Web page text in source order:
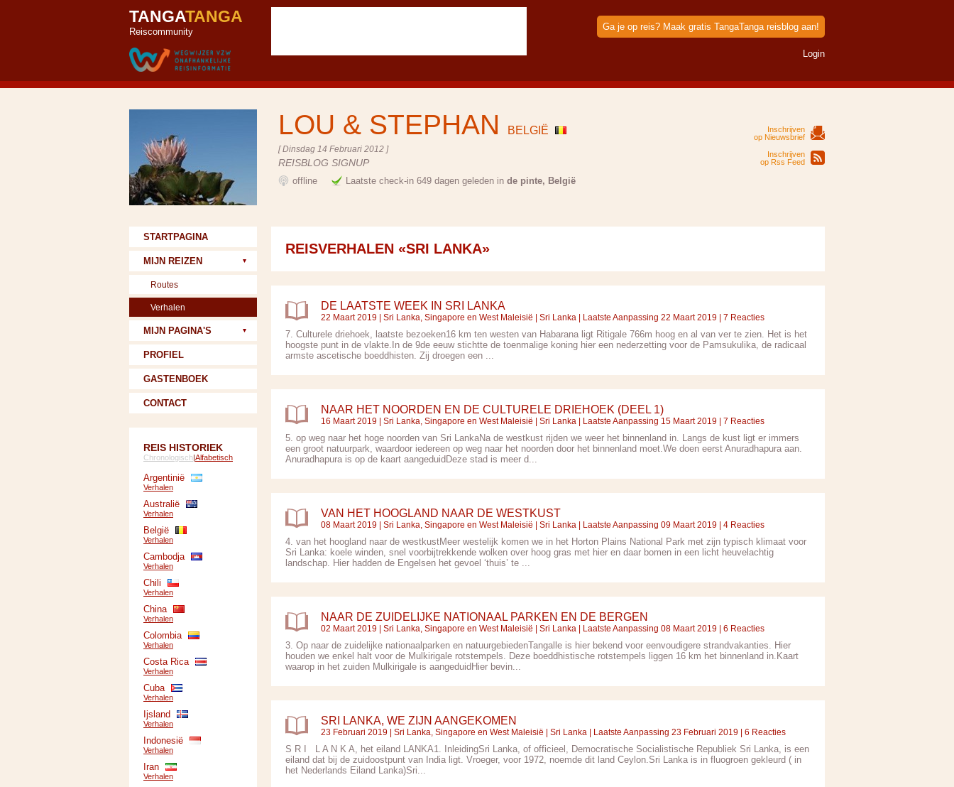
TANGATANGA
Reiscommunity Ga je op reis? Maak gratis TangaTanga reisblog aan!
Login
LOU & STEPHAN BELGIË
[ Dinsdag 14 Februari 2012 ]
REISBLOG SIGNUP
offline Laatste check-in 649 dagen geleden in de pinte, België
Inschrijven
op Nieuwsbrief
Inschrijven
op Rss Feed
REISVERHALEN «SRI LANKA»
DE LAATSTE WEEK IN SRI LANKA
22 Maart 2019 | Sri Lanka, Singapore en West Maleisië | Sri Lanka | Laatste Aanpassing 22 Maart 2019 | 7 Reacties
7. Culturele driehoek, laatste bezoeken16 km ten westen van Habarana ligt Ritigale 766m hoog en al van ver te zien. Het is het
hoogste punt in de vlakte.In de 9de eeuw stichtte de toenmalige koning hier een nederzetting voor de Pamsukulika, de radicaal
armste ascetische boeddhisten. Zij droegen een ...
NAAR HET NOORDEN EN DE CULTURELE DRIEHOEK (DEEL 1)
16 Maart 2019 | Sri Lanka, Singapore en West Maleisië | Sri Lanka | Laatste Aanpassing 15 Maart 2019 | 7 Reacties
5. op weg naar het hoge noorden van Sri LankaNa de westkust rijden we weer het binnenland in. Langs de kust ligt er immers
een groot natuurpark, waardoor iedereen op weg naar het noorden door het binnenland moet.We doen eerst Anuradhapura aan.
Anuradhapura is op de kaart aangeduidDeze stad is meer d...
VAN HET HOOGLAND NAAR DE WESTKUST
08 Maart 2019 | Sri Lanka, Singapore en West Maleisië | Sri Lanka | Laatste Aanpassing 09 Maart 2019 | 4 Reacties
4. van het hoogland naar de westkustMeer westelijk komen we in het Horton Plains National Park met zijn typisch klimaat voor
Sri Lanka: koele winden, snel voorbijtrekkende wolken over hoog gras met hier en daar bomen in een licht heuvelachtig
landschap. Hier hadden de Engelsen het gevoel ‘thuis’ te ...
NAAR DE ZUIDELIJKE NATIONAAL PARKEN EN DE BERGEN
02 Maart 2019 | Sri Lanka, Singapore en West Maleisië | Sri Lanka | Laatste Aanpassing 08 Maart 2019 | 6 Reacties
3. Op naar de zuidelijke nationaalparken en natuurgebiedenTangalle is hier bekend voor eenvoudigere strandvakanties. Hier
houden we enkel halt voor de Mulkirigale rotstempels. Deze boeddhistische rotstempels liggen 16 km het binnenland in.Kaart
waarop in het zuiden Mulkirigale is aangeduidHier bevin...
SRI LANKA, WE ZIJN AANGEKOMEN
23 Februari 2019 | Sri Lanka, Singapore en West Maleisië | Sri Lanka | Laatste Aanpassing 23 Februari 2019 | 6 Reacties
S R I L A N K A, het eiland LANKA1. InleidingSri Lanka, of officieel, Democratische Socialistische Republiek Sri Lanka, is een
eiland dat bij de zuidoostpunt van India ligt. Vroeger, voor 1972, noemde dit land Ceylon.Sri Lanka is in fluogroen gekleurd ( in
het Nederlands Eiland Lanka)Sri...
STARTPAGINA
MIJN REIZEN
Routes
Verhalen
MIJN PAGINA'S
PROFIEL
GASTENBOEK
CONTACT
REIS HISTORIEK
Chronologisch|Alfabetisch
Argentinië
Verhalen
Australië
Verhalen
België
Verhalen
Cambodja
Verhalen
Chili
Verhalen
China
Verhalen
Colombia
Verhalen
Costa Rica
Verhalen
Cuba
Verhalen
Ijsland
Verhalen
Indonesië
Verhalen
Iran
Verhalen